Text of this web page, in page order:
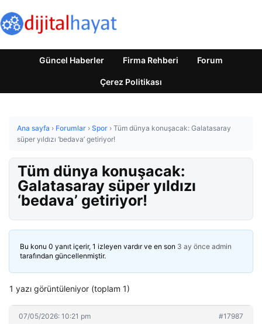
Güncel Haberler Firma Rehberi Forum
Çerez Politikası
Ana sayfa › Forumlar › Spor › Tüm dünya konuşacak: Galatasaray
süper yıldızı ‘bedava’ getiriyor!
Tüm dünya konuşacak:
Galatasaray süper yıldızı
‘bedava’ getiriyor!
Bu konu 0 yanıt içerir, 1 izleyen vardır ve en son 3 ay önce admin
tarafından güncellenmiştir.
1 yazı görüntüleniyor (toplam 1)
07/05/2026: 10:21 pm #17987